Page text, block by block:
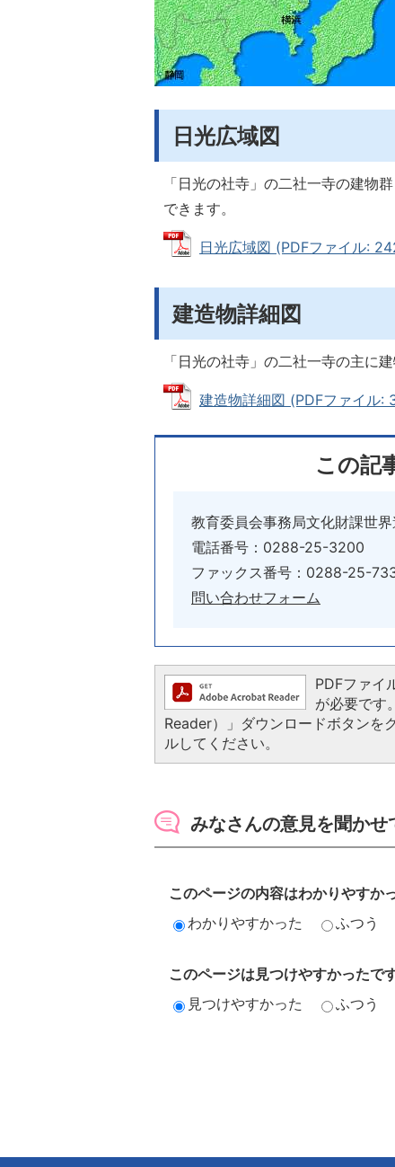
日光広域図
「日光の社寺」の二社一寺の建物
できます。
日光広域図 (PDFファイル:
建造物詳細図
「日光の社寺」の二社一寺の主に
建造物詳細図 (PDFファイル:
この記
教育委員会事務局文化財課世
電話番号：0288-25-3200
ファックス番号：0288-25-
問い合わせフォーム
PDFファイ
が必要です
Reader）」ダウンロードボタンを
ルしてください。
みなさんの意見を聞かせ
このページの内容はわかりやすか
わかりやすかった
ふつう
このページは見つけやすかったで
見つけやすかった
ふつう